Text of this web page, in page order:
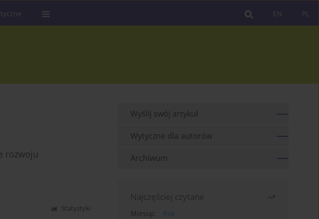
PL
EN
rozwoju
Statystyki
Wyślij swój artykuł
Wytyczne dla autorów
Archiwum
Najczęściej czytane
Miesiąc
Rok